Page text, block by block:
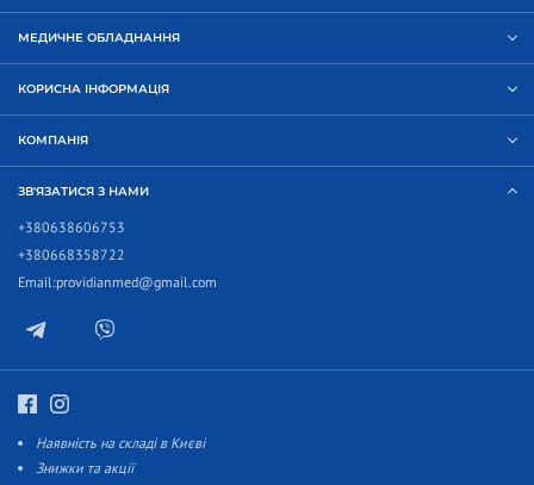
МЕДИЧНЕ ОБЛАДНАННЯ
КОРИСНА ІНФОРМАЦІЯ
КОМПАНІЯ
ЗВ'ЯЗАТИСЯ З НАМИ
+380638606753
+380668358722
Email:providianmed@gmail.com
Наявність на складі в Києві
Знижки та акції